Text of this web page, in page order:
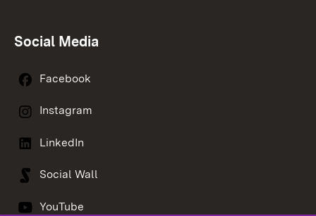
Social Media
Facebook
Instagram
LinkedIn
Social Wall
YouTube